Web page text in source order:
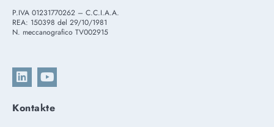
P.IVA 01231770262 – C.C.I.A.A.
REA: 150398 del 29/10/1981
N. meccanografico TV002915
Kontakte